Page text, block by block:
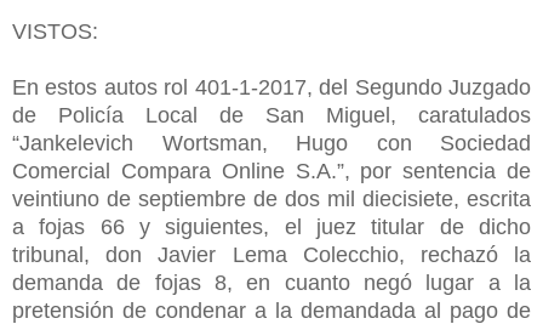
VISTOS:
En estos autos rol 401-1-2017, del Segundo Juzgado
de Policía Local de San Miguel, caratulados
“Jankelevich Wortsman, Hugo con Sociedad
Comercial Compara Online S.A.”, por sentencia de
veintiuno de septiembre de dos mil diecisiete, escrita
a fojas 66 y siguientes, el juez titular de dicho
tribunal, don Javier Lema Colecchio, rechazó la
demanda de fojas 8, en cuanto negó lugar a la
pretensión de condenar a la demandada al pago de